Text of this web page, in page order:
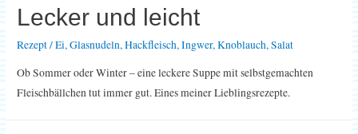
Lecker und leicht
Rezept/Ei,Glasnudeln,Hackfleisch,Ingwer,Knoblauch,Salat
Ob Sommer oder Winter – eine leckere Suppe mit selbstgemachten
Fleischbällchen tut immer gut. Eines meiner Lieblingsrezepte.